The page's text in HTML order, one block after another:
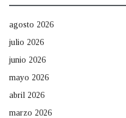
agosto 2026
julio 2026
junio 2026
mayo 2026
abril 2026
marzo 2026